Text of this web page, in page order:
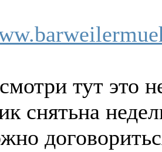
тут это
снятьна